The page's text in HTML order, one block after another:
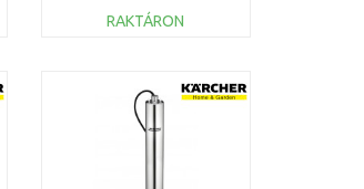
RAKTÁRON
Összehasonlítás